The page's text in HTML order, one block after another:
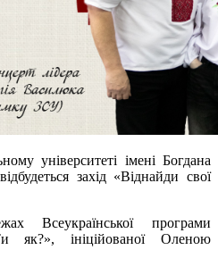
університеті імені Богдана
захід «Віднайди свої
Всеукраїнської програми
як?», ініційованої Оленою